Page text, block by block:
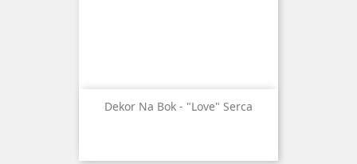
Dekor Na Bok - "love" Serca